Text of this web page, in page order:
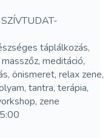
táplálkozás,
meditáció,
önismeret, relax zene,
tantra, terápia,
zene